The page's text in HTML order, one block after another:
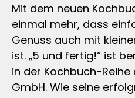
Mit dem neuen
einmal mehr, dass
Genuss auch mit
ist. „5 und fertig!“ ist
in der Kochbuch-Reihe
GmbH. Wie seine